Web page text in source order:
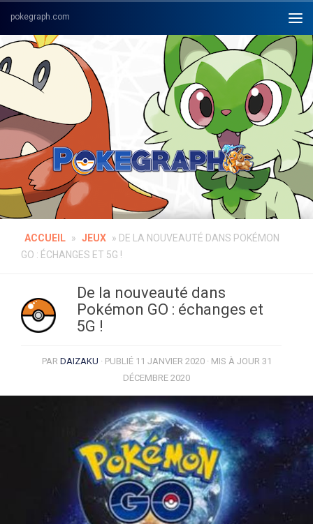
Skip to content
ACCUEIL » JEUX » DE LA NOUVEAUTÉ DANS POKÉMON
GO : ÉCHANGES ET 5G !
De la nouveauté dans
Pokémon GO : échanges et
5G !
PAR DAIZAKU · PUBLIÉ 11 JANVIER 2020· MIS À JOUR 31
DÉCEMBRE 2020